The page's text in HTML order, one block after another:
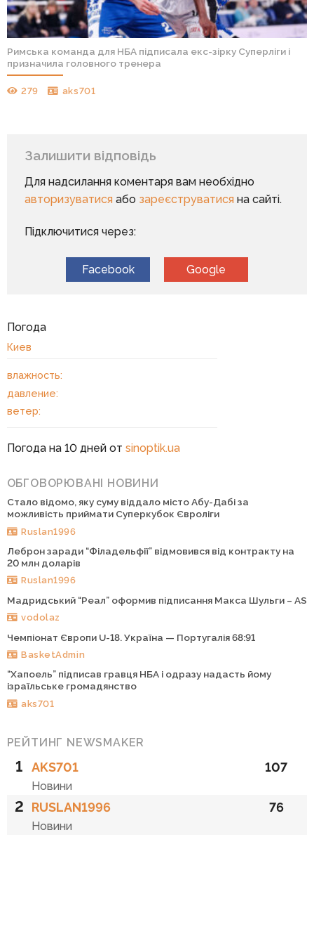
Римська команда для НБА підписала екс-зірку Суперліги і
призначила головного тренера
279 aks701
Залишити відповідь
Для надсилання коментаря вам необхідно
авторизуватисяабо зареєструватисяна сайті.
Підключитися через:
Facebook Google
Погода
Киев
влажность:
давление:
ветер:
Погода на 10 дней от sinoptik.ua
ОБГОВОРЮВАНІ НОВИНИ
Стало відомо, яку суму віддало місто Абу-Дабі за
можливість приймати Суперкубок Євроліги
Ruslan1996
Леброн заради “Філадельфії” відмовився від контракту на
20 млн доларів
Ruslan1996
Мадридський “Реал” оформив підписання Макса Шульги – AS
vodolaz
Чемпіонат Європи U-18. Україна — Португалія 68:91
BasketAdmin
“Хапоель” підписав гравця НБА і одразу надасть йому
ізраїльське громадянство
aks701
РЕЙТИНГ NEWSMAKER
1 AKS701
Новини
107
2 RUSLAN1996
Новини
76